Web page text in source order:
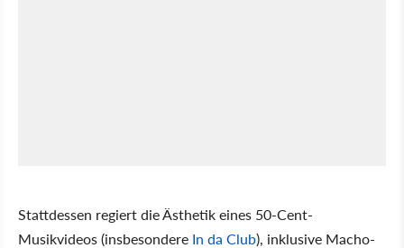
Stattdessen regiert die Ästhetik eines 50-Cent-
Musikvideos (insbesondere In da Club), inklusive Macho-